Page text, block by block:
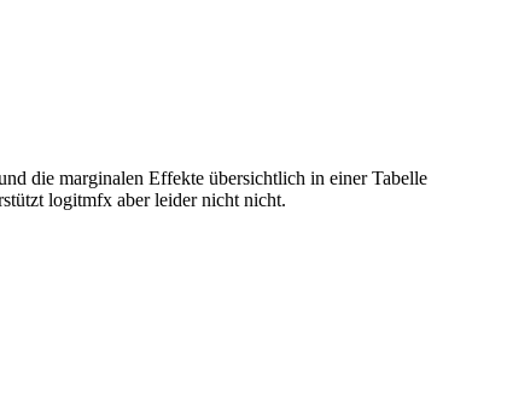
die marginalen Effekte übersichtlich in einer Tabelle
logitmfx aber leider nicht nicht.